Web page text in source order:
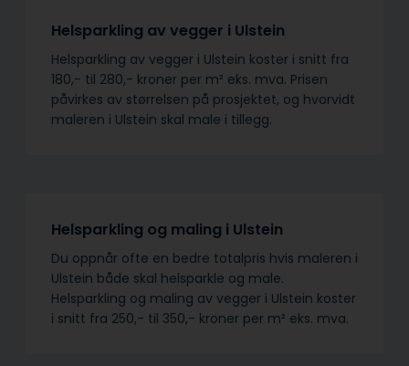
Helsparkling av vegger i Ulstein
Helsparkling av vegger i Ulstein koster i snitt fra
180,- til 280,- kroner per m² eks. mva. Prisen
påvirkes av størrelsen på prosjektet, og hvorvidt
maleren i Ulstein skal male i tillegg.
Helsparkling og maling i Ulstein
Du oppnår ofte en bedre totalpris hvis maleren i
Ulstein både skal helsparkle og male.
Helsparkling og maling av vegger i Ulstein koster
i snitt fra 250,- til 350,- kroner per m² eks. mva.